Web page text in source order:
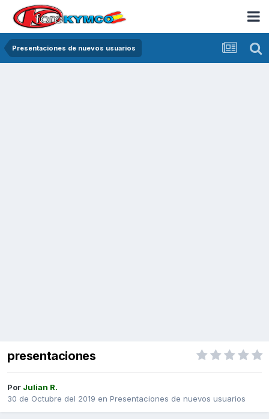
Presentaciones de nuevos usuarios
presentaciones
Por Julian R.
30 de Octubre del 2019 en Presentaciones de nuevos usuarios